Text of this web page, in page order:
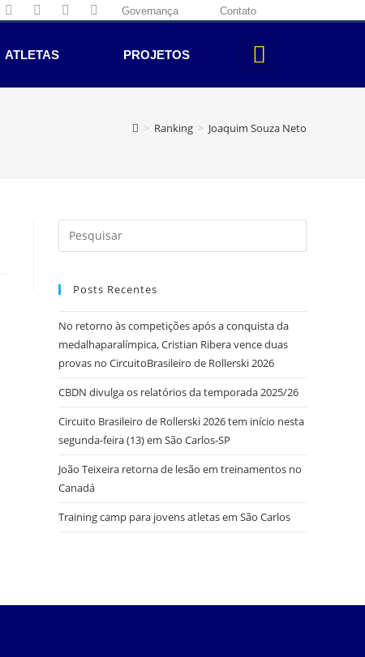
Governança Contato
ATLETAS PROJETOS
> Ranking > Joaquim Souza Neto
Posts Recentes
No retorno às competições após a conquista da
medalhaparalímpica, Cristian Ribera vence duas
provas no CircuitoBrasileiro de Rollerski 2026
CBDN divulga os relatórios da temporada 2025/26
Circuito Brasileiro de Rollerski 2026 tem início nesta
segunda-feira (13) em São Carlos-SP
João Teixeira retorna de lesão em treinamentos no
Canadá
Training camp para jovens atletas em São Carlos